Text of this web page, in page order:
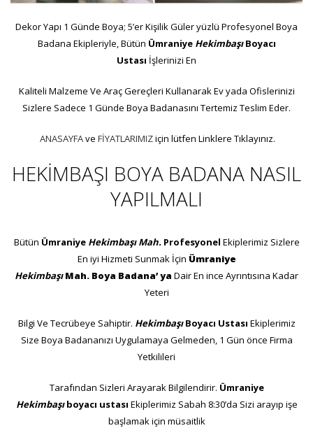
Dekor Yapı 1 Günde Boya; 5’er Kişilik Güler yüzlü Profesyonel Boya
Badana Ekipleriyle, Bütün Ümraniye HekimbaşıBoyacı
Ustası İşlerinizi En
Kaliteli Malzeme Ve Araç Gereçleri Kullanarak Ev yada Ofislerinizi
Sizlere Sadece 1 Günde Boya Badanasını Tertemiz Teslim Eder.
ANASAYFAve FİYATLARIMIZiçin lütfen Linklere Tıklayınız.
HEKİMBAŞI BOYA BADANA NASIL
YAPILMALI
Bütün Ümraniye HekimbaşıMah. Profesyonel Ekiplerimiz Sizlere
En iyi Hizmeti Sunmak İçin Ümraniye
Hekimbaşı Mah. Boya Badana’ ya Dair En ince Ayrıntısına Kadar
Yeteri
Bilgi Ve Tecrübeye Sahiptir. Hekimbaşı Boyacı Ustası Ekiplerimiz
Size Boya Badananızı Uygulamaya Gelmeden, 1 Gün önce Firma
Yetkilileri
Tarafından Sizleri Arayarak Bilgilendirir. Ümraniye
Hekimbaşıboyacı ustası Ekiplerimiz Sabah 8:30’da Sizi arayıp işe
başlamak için müsaitlik